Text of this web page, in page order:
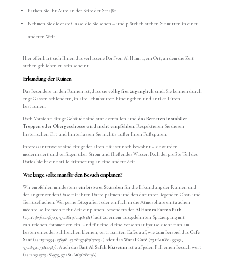
Parken Sie Ihr Auto an der Seite der Straβe.
Nehmen Sie die erste Gasse, die Sie sehen – und plötzlich stehen Sie mitten in einer
anderen Welt!
Hier offenbart sich Ihnen das verlassene Dorf von Al Hamra, ein Ort, an dem die Zeit
stehen geblieben zu sein scheint.
Erkundung der Ruinen
Das Besondere an den Ruinen ist, dass sievöllig frei zugänglich sind. Sie können durch
enge Gassen schlendern, in alte Lehmbauten hineingehen und antike Türen
bestaunen.
Doch Vorsicht: Einige Gebäude sind stark verfallen, und das Betreten instabiler
Treppen oder Obergeschosse wird nicht empfohlen. Respektieren Sie diesen
historischen Ort und hinterlassen Sie nichts außer Ihren Fußspuren.
Interessanterweise sind einige der alten Häuser noch bewohnt – sie wurden
modernisiert und verfügen über Strom und fließendes Wasser. Doch der größte Teil des
Dorfes bleibt eine stille Erinnerung an eine andere Zeit.
Wie lange sollte man für den Besuch einplanen?
Wir empfehlen mindestens ein bis zwei Stunden für die Erkundung der Ruinen und
der angrenzenden Oase mit ihren Dattelpalmen und den darunter liegenden Obst- und
Gemüseflächen. Wer gerne fotografiert oder einfach in die Atmosphäre eintauchen
möchte, sollte noch mehr Zeit einplanen. Besonders derAl Hamra Farms Path
(23.11758964256709, 57.28615071408381) lädt zu einem ausgedehnten Spaziergang mit
zahlreichen Fotomotiven ein. Und für eine kleine Verschnaufpause sucht man am
besten eines der zahlreichen kleinen, verträumten Cafés auf, wie zum Beispiel das Café
Saaf(23.119105544338918, 57.28157487672094) oder dasWaraf Café(23.11621680455052,
57.28532179814587). Auch dasBait Al Safah Museum ist auf jeden Fall einen Besuch wert
(23.120523929486975, 57.281461696280196).